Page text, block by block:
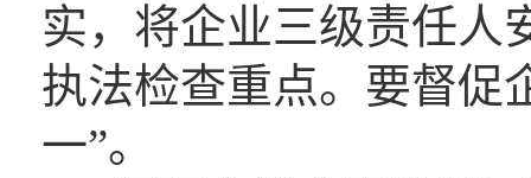
实，将企业三级责任人
执法检查重点。要督促
一”。